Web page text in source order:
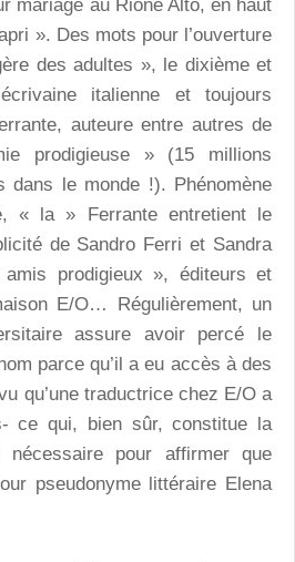
mariage au Rione Alto, en haut
». Des mots pour l’ouverture
des adultes », le dixième et
italienne et toujours
auteure entre autres de
prodigieuse » (15 millions
dans le monde !). Phénomène
« la » Ferrante entretient le
de Sandro Ferri et Sandra
prodigieux », éditeurs et
E/O… Régulièrement, un
assure avoir percé le
parce qu’il a eu accès à des
qu’une traductrice chez E/O a
ce qui, bien sûr, constitue la
nécessaire pour affirmer que
pseudonyme littéraire Elena